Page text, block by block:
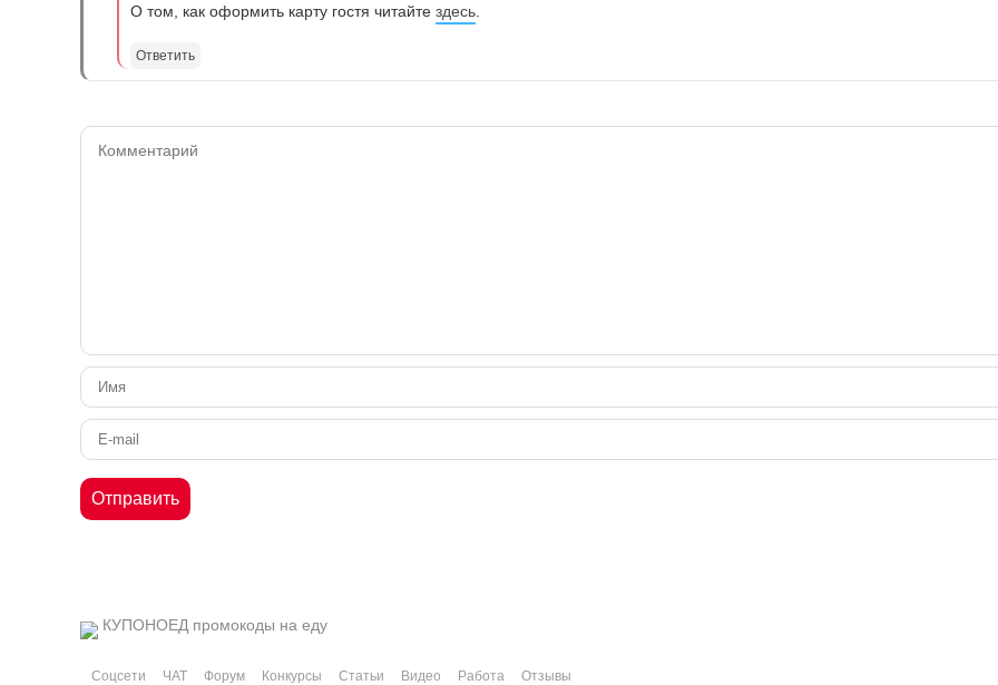
О том, как оформить карту гостя читайте здесь
Ответить
КУПОНОЕД промокоды на еду
Соцсети ЧАТ Форум Конкурсы Статьи Видео Работа Отзывы